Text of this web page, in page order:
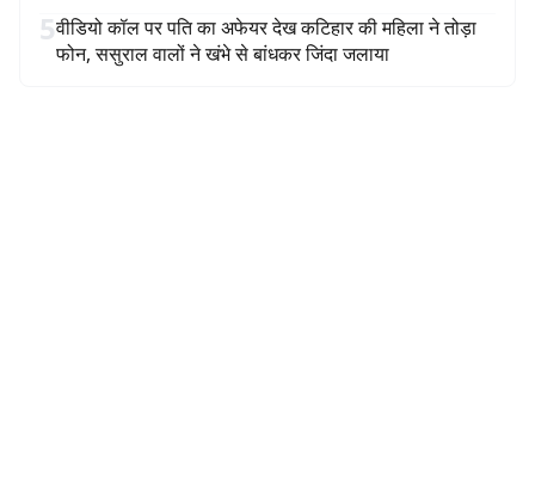
5वीडियो कॉल पर पति का अफेयर देख कटिहार की महिला ने तोड़ा
फोन, ससुराल वालों ने खंभे से बांधकर जिंदा जलाया